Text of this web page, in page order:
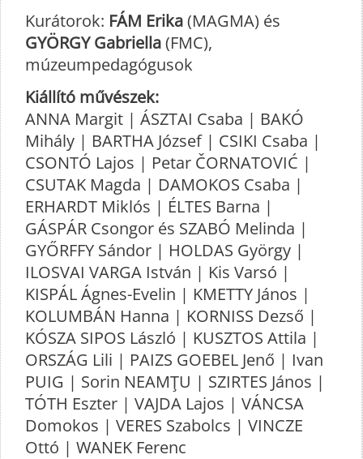
Kurátorok: FÁM Erika(MAGMA) és
GYÖRGY Gabriella(FMC),
múzeumpedagógusok
Kiállító művészek:
ANNA Margit | ÁSZTAI Csaba | BAKÓ
Mihály | BARTHA József | CSIKI Csaba |
CSONTÓ Lajos | Petar ČORNATOVIĆ |
CSUTAK Magda | DAMOKOS Csaba |
ERHARDT Miklós | ÉLTES Barna |
GÁSPÁR Csongor és SZABÓ Melinda |
GYŐRFFY Sándor | HOLDAS György |
ILOSVAI VARGA István | Kis Varsó |
KISPÁL Ágnes-Evelin | KMETTY János |
KOLUMBÁN Hanna | KORNISS Dezső |
KÓSZA SIPOS László | KUSZTOS Attila |
ORSZÁG Lili | PAIZS GOEBEL Jenő | Ivan
PUIG | Sorin NEAMŢU | SZIRTES János |
TÓTH Eszter | VAJDA Lajos | VÁNCSA
Domokos | VERES Szabolcs | VINCZE
Ottó | WANEK Ferenc